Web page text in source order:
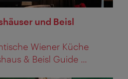
und Beisl
Wiener Küche
& Beisl Guide ...